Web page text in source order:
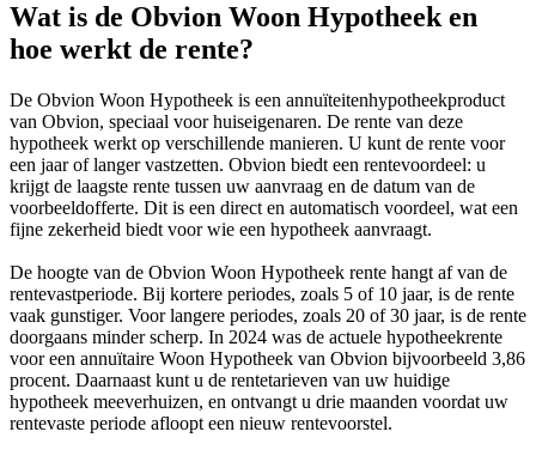
Wat is de Obvion Woon Hypotheek en
hoe werkt de rente?
De Obvion Woon Hypotheek is een annuïteitenhypotheekproduct
van Obvion, speciaal voor huiseigenaren. De rente van deze
hypotheek werkt op verschillende manieren. U kunt de rente voor
een jaar of langer vastzetten. Obvion biedt een rentevoordeel: u
krijgt de laagste rente tussen uw aanvraag en de datum van de
voorbeeldofferte. Dit is een direct en automatisch voordeel, wat een
fijne zekerheid biedt voor wie een hypotheek aanvraagt.
De hoogte van de Obvion Woon Hypotheek rente hangt af van de
rentevastperiode. Bij kortere periodes, zoals 5 of 10 jaar, is de rente
vaak gunstiger. Voor langere periodes, zoals 20 of 30 jaar, is de rente
doorgaans minder scherp. In 2024 was de actuele hypotheekrente
voor een annuïtaire Woon Hypotheek van Obvion bijvoorbeeld 3,86
procent. Daarnaast kunt u de rentetarieven van uw huidige
hypotheek meeverhuizen, en ontvangt u drie maanden voordat uw
rentevaste periode afloopt een nieuw rentevoorstel.